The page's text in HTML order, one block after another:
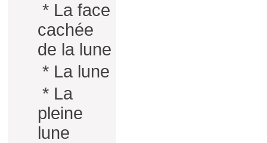
* La face
cachée
de la lune
* La lune
* La
pleine
lune